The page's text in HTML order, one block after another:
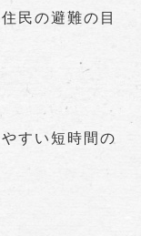
民の避難の目
すい短時間の